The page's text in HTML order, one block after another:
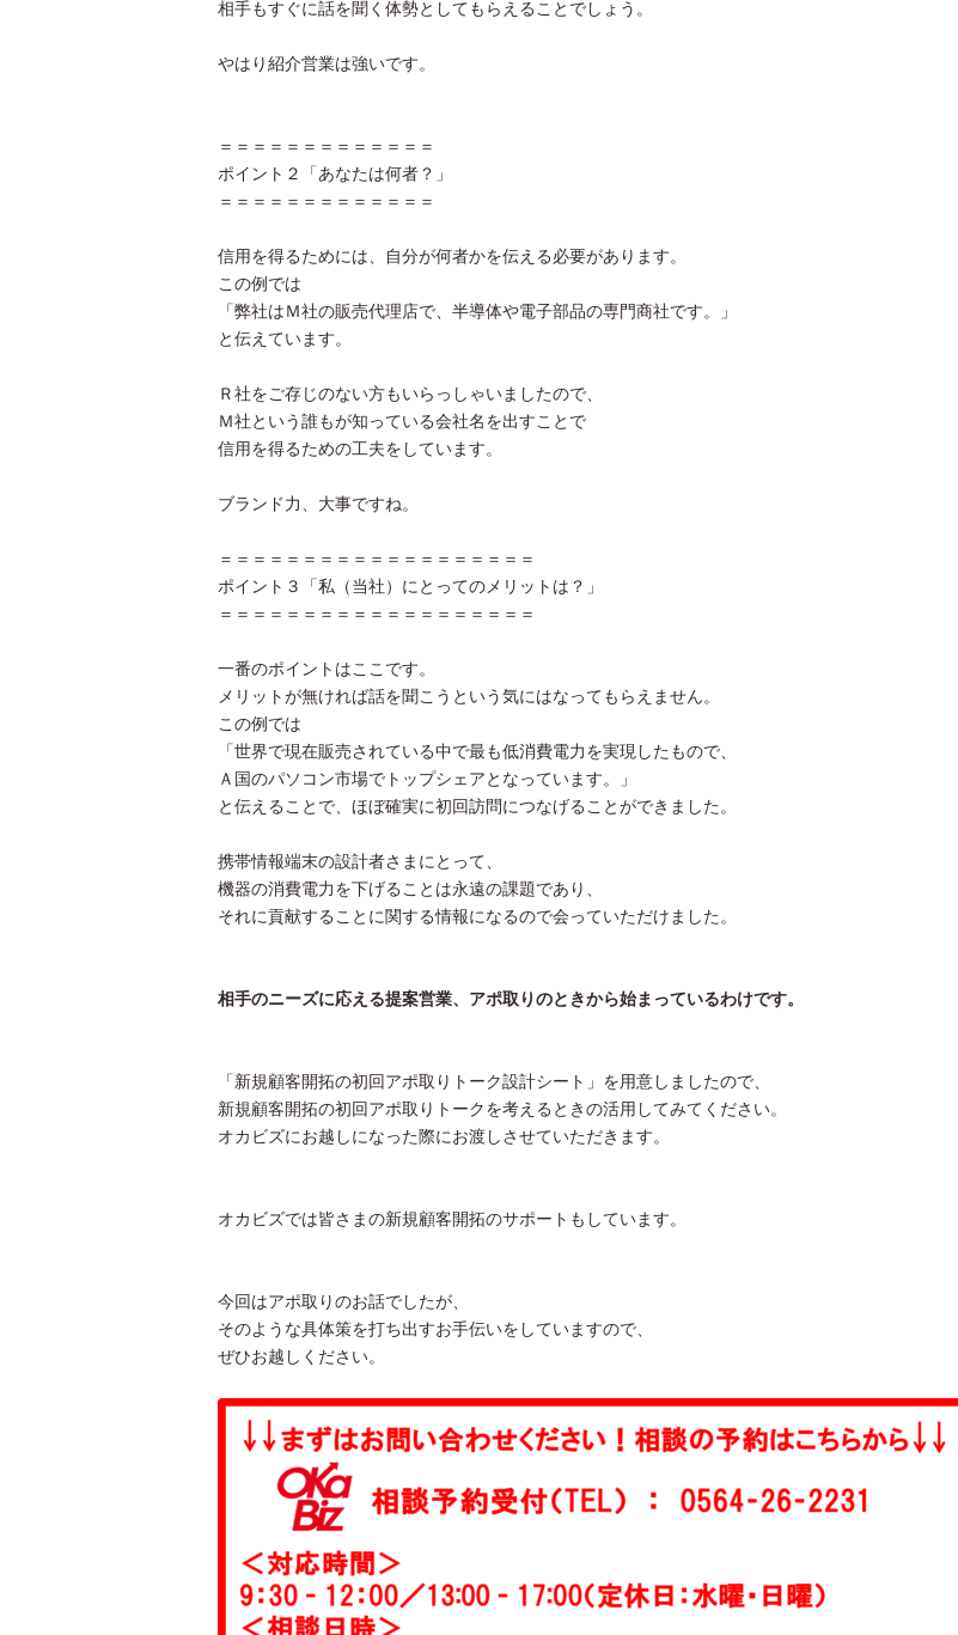
相手もすぐに話を聞く体勢としてもらえることでしょう。
やはり紹介営業は強いです。
＝＝＝＝＝＝＝＝＝＝＝＝＝
ポイント２「あなたは何者？」
＝＝＝＝＝＝＝＝＝＝＝＝＝
信用を得るためには、自分が何者かを伝える必要があります。
この例では
「弊社はＭ社の販売代理店で、半導体や電子部品の専門商社です。」
と伝えています。
Ｒ社をご存じのない方もいらっしゃいましたので、
Ｍ社という誰もが知っている会社名を出すことで
信用を得るための工夫をしています。
ブランド力、大事ですね。
＝＝＝＝＝＝＝＝＝＝＝＝＝＝＝＝＝＝＝
ポイント３「私（当社）にとってのメリットは？」
＝＝＝＝＝＝＝＝＝＝＝＝＝＝＝＝＝＝＝
一番のポイントはここです。
メリットが無ければ話を聞こうという気にはなってもらえません。
この例では
「世界で現在販売されている中で最も低消費電力を実現したもので、
Ａ国のパソコン市場でトップシェアとなっています。」
と伝えることで、ほぼ確実に初回訪問につなげることができました。
携帯情報端末の設計者さまにとって、
機器の消費電力を下げることは永遠の課題であり、
それに貢献することに関する情報になるので会っていただけました。
相手のニーズに応える提案営業、アポ取りのときから始まっているわけです。
「新規顧客開拓の初回アポ取りトーク設計シート」を用意しましたので、
新規顧客開拓の初回アポ取りトークを考えるときの活用してみてください。
オカビズにお越しになった際にお渡しさせていただきます。
オカビズでは皆さまの新規顧客開拓のサポートもしています。
今回はアポ取りのお話でしたが、
そのような具体策を打ち出すお手伝いをしていますので、
ぜひお越しください。